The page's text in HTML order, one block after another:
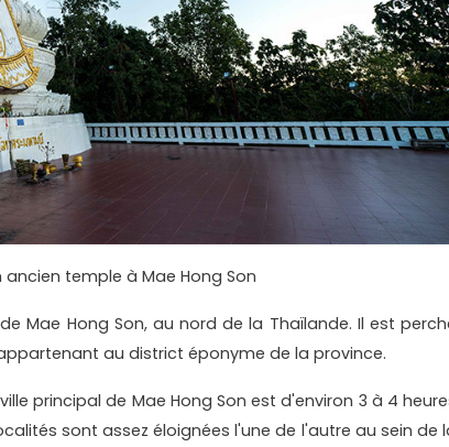
ancien temple à Mae Hong Son
Mae Hong Son, au nord de la Thaïlande. Il est
au district éponyme de la province.
principal de Mae Hong Son est d'environ 3 à 4
sont assez éloignées l'une de l'autre au sein de